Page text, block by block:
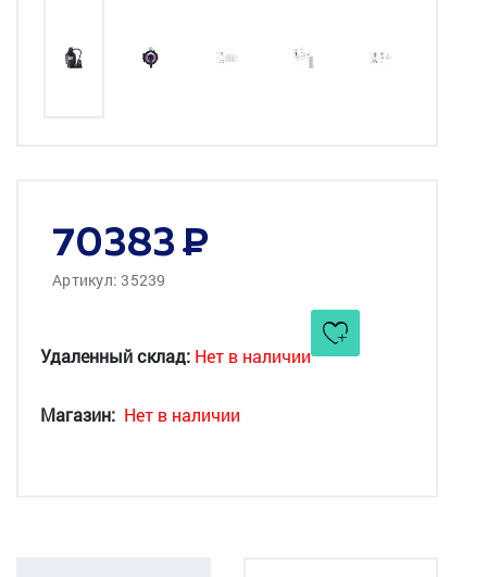
70383
Артикул: 35239
Удаленный склад: Нет в наличии
Магазин: Нет в наличии